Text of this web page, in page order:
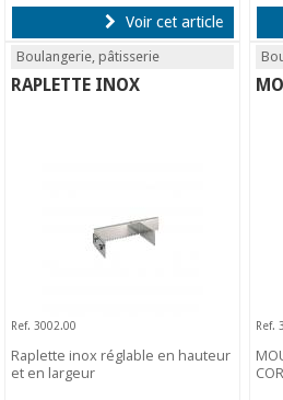
Voir cet article
Boulangerie, pâtisserie
RAPLETTE INOX
Ref. 3002.00
Raplette inox réglable en hauteur
et en largeur
Ref.